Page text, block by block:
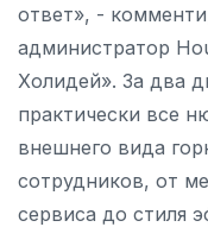
ответ», -
администратор
Холидей». За два
практически все
внешнего вида
сотрудников, от
сервиса до стиля